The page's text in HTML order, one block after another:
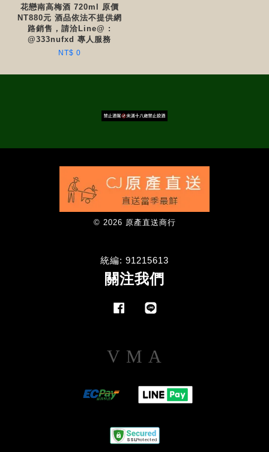
花戀南高梅酒 720ml 原價
NT880元 酒品依法不提供網
路銷售，請洽Line@ :
@333nufxd 專人服務
NT$ 0
© 2026 原產直送商行
統編: 91215613
關注我們
Facebook
Visa Master